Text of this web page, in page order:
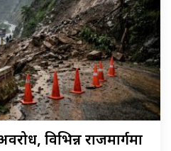
विभिन्न राजमार्गमा